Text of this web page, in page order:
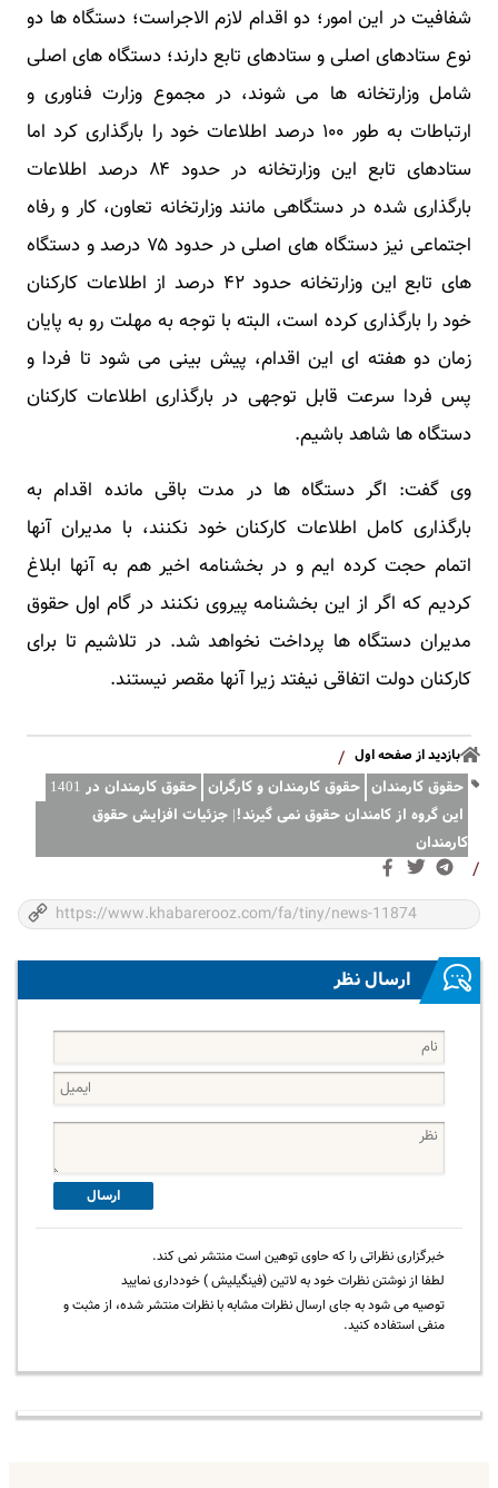
شفافیت در این امور؛ دو اقدام لازم الاجراست؛ دستگاه ها دو
نوع ستادهای اصلی و ستادهای تابع دارند؛ دستگاه های اصلی
شامل وزارتخانه ها می شوند، در مجموع وزارت فناوری و
ارتباطات به طور ۱۰۰ درصد اطلاعات خود را بارگذاری کرد اما
ستادهای تابع این وزارتخانه در حدود ۸۴ درصد اطلاعات
بارگذاری شده در دستگاهی مانند وزارتخانه تعاون، کار و رفاه
اجتماعی نیز دستگاه های اصلی در حدود ۷۵ درصد و دستگاه
های تابع این وزارتخانه حدود ۴۲ درصد از اطلاعات کارکنان
خود را بارگذاری کرده است، البته با توجه به مهلت رو به پایان
زمان دو هفته ای این اقدام، پیش بینی می شود تا فردا و
پس فردا سرعت قابل توجهی در بارگذاری اطلاعات کارکنان
دستگاه ها شاهد باشیم.
وی گفت: اگر دستگاه ها در مدت باقی مانده اقدام به
بارگذاری کامل اطلاعات کارکنان خود نکنند، با مدیران آنها
اتمام حجت کرده ایم و در بخشنامه اخیر هم به آنها ابلاغ
کردیم که اگر از این بخشنامه پیروی نکنند در گام اول حقوق
مدیران دستگاه ها پرداخت نخواهد شد. در تلاشیم تا برای
کارکنان دولت اتفاقی نیفتد زیرا آنها مقصر نیستند.
بازدید از صفحه اول /
حقوق کارمندان حقوق کارمندان و کارگران حقوق کارمندان در 1401
این گروه از کامندان حقوق نمی گیرند!| جزئیات افزایش حقوق
کارمندان
/
ارسال نظر
ارسال
خبرگزاری نظراتی را که حاوی توهین است منتشر نمی کند.
لطفا از نوشتن نظرات خود به لاتین (فینگیلیش ) خودداری نمایید
توصیه می شود به جای ارسال نظرات مشابه با نظرات منتشر شده، از مثبت و
منفی استفاده کنید.